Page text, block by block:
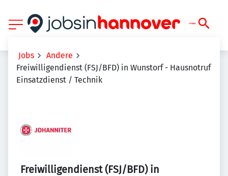
Jobs
Andere
Freiwilligendienst (FSJ/BFD) in Wunstorf - Hausnotruf
Einsatzdienst / Technik
Freiwilligendienst (FSJ/BFD) in